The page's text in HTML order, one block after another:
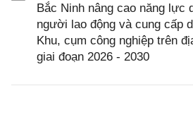
Bắc Ninh nâng cao năng lực
người lao động và cung cấp
Khu, cụm công nghiệp trên
giai đoạn 2026 - 2030